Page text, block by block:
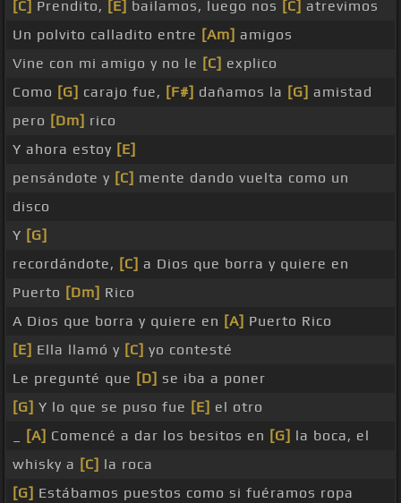
[C] Prendito, [E] bailamos, luego nos [C] atrevimos
Un polvito calladito entre [Am] amigos
Vine con mi amigo y no le [C] explico
Como [G] carajo fue, [F#] dañamos la [G] amistad
pero [Dm] rico
Y ahora estoy [E]
pensándote y [C] mente dando vuelta como un
disco
Y [G]
recordándote, [C] a Dios que borra y quiere en
Puerto [Dm] Rico
A Dios que borra y quiere en [A] Puerto Rico
[E] Ella llamó y [C] yo contesté
Le pregunté que [D] se iba a poner
[G] Y lo que se puso fue [E] el otro
[A] Comencé a dar los besitos en [G] la boca, el
whisky a [C] la roca
[G] Estábamos puestos como si fuéramos ropa